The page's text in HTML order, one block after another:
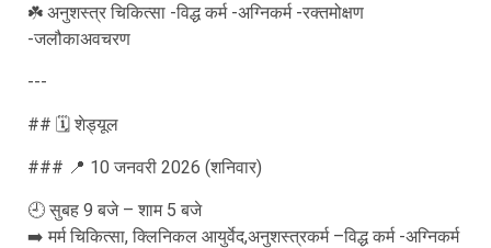
☘️ अनुशस्त्र चिकित्सा -विद्ध कर्म -अग्निकर्म -रक्तमोक्षण
-जलौकाअवचरण
---
## 🗓️ शेड्यूल
### 📍 10 जनवरी 2026 (शनिवार)
🕘 सुबह 9 बजे – शाम 5 बजे
➡️ मर्म चिकित्सा, क्लिनिकल आयुर्वेद,अनुशस्त्रकर्म –विद्ध कर्म -अग्निकर्म